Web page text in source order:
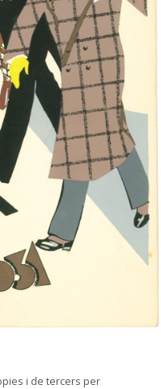
i de tercers per